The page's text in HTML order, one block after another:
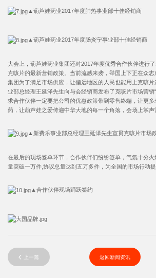
▲葫芦娃药业2017年度肺热事业部十佳经销商
▲葫芦娃药业2017年度肠炎宁事业部十佳经销商
大会上，葫芦娃药业集团还对2017年度优秀合作伙伴进行
克咳片的最新营销政策。当前流感来袭，举国上下正在众
集团为了满足市场供应，让偏远地区的人民也能用上克咳
业部总经理王延泽先生向与会经销商发布了克咳片市场营销
求合作伙伴一定要把公司的优惠政策带到零售终端，让更
药，让葫芦娃之爱传遍中华大地的每一个角落，会场上掌声
▲新费乐事业部总经理王延泽先生宣贯克咳片市场
在最后的现场签单环节，合作伙伴们纷纷签单，气氛十分
量突破一万件,协议总量达到五万多件，为全国的市场行动提
▲合作伙伴现场踊跃签约
上一篇 返回新闻资讯